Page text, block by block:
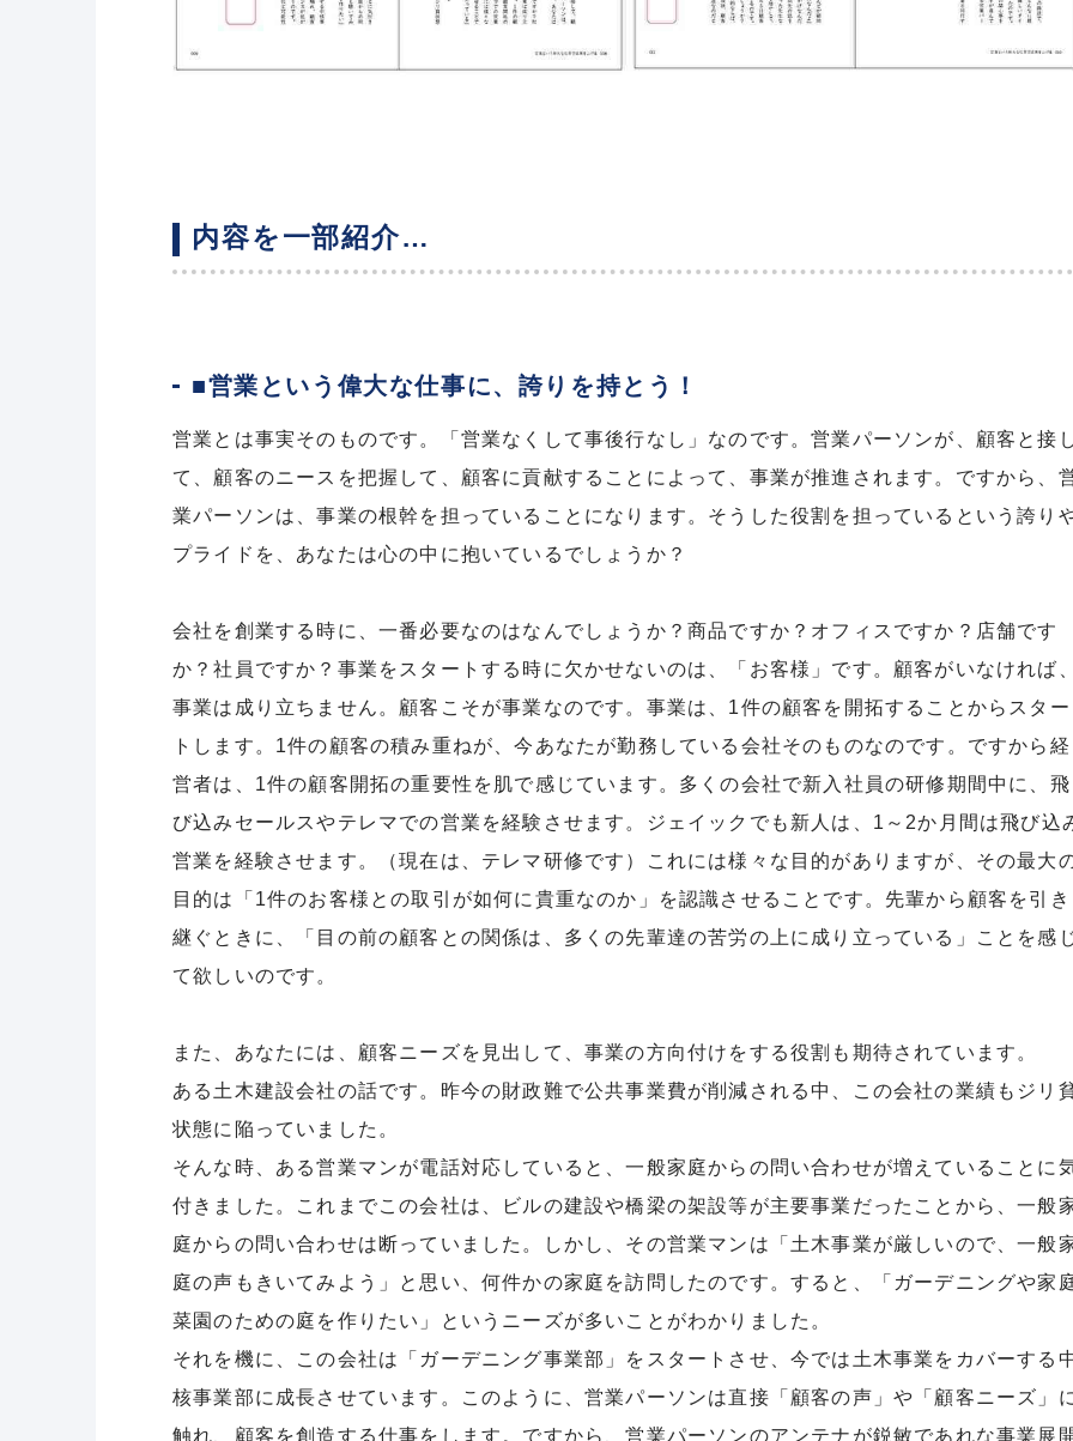
内容を一部紹介…
■営業という偉大な仕事に、誇りを持とう！
営業とは事実そのものです。「営業なくして事後行なし」なのです。営業パーソンが、顧客と接
て、顧客のニースを把握して、顧客に貢献することによって、事業が推進されます。ですから、
業パーソンは、事業の根幹を担っていることになります。そうした役割を担っているという誇り
プライドを、あなたは心の中に抱いているでしょうか？
会社を創業する時に、一番必要なのはなんでしょうか？商品ですか？オフィスですか？店舗です
か？社員ですか？事業をスタートする時に欠かせないのは、「お客様」です。顧客がいなければ、
事業は成り立ちません。顧客こそが事業なのです。事業は、1件の顧客を開拓することからスター
トします。1件の顧客の積み重ねが、今あなたが勤務している会社そのものなのです。ですから経
営者は、1件の顧客開拓の重要性を肌で感じています。多くの会社で新入社員の研修期間中に、飛
び込みセールスやテレマでの営業を経験させます。ジェイックでも新人は、1～2か月間は飛び込
営業を経験させます。（現在は、テレマ研修です）これには様々な目的がありますが、その最大
目的は「1件のお客様との取引が如何に貴重なのか」を認識させることです。先輩から顧客を引き
継ぐときに、「目の前の顧客との関係は、多くの先輩達の苦労の上に成り立っている」ことを感
て欲しいのです。
また、あなたには、顧客ニーズを見出して、事業の方向付けをする役割も期待されています。
ある土木建設会社の話です。昨今の財政難で公共事業費が削減される中、この会社の業績もジリ
状態に陥っていました。
そんな時、ある営業マンが電話対応していると、一般家庭からの問い合わせが増えていることに
付きました。これまでこの会社は、ビルの建設や橋梁の架設等が主要事業だったことから、一般
庭からの問い合わせは断っていました。しかし、その営業マンは「土木事業が厳しいので、一般
庭の声もきいてみよう」と思い、何件かの家庭を訪問したのです。すると、「ガーデニングや家
菜園のための庭を作りたい」というニーズが多いことがわかりました。
それを機に、この会社は「ガーデニング事業部」をスタートさせ、今では土木事業をカバーする
核事業部に成長させています。このように、営業パーソンは直接「顧客の声」や「顧客ニーズ」
触れ、顧客を創造する仕事をします。ですから、営業パーソンのアンテナが鋭敏であれな事業展